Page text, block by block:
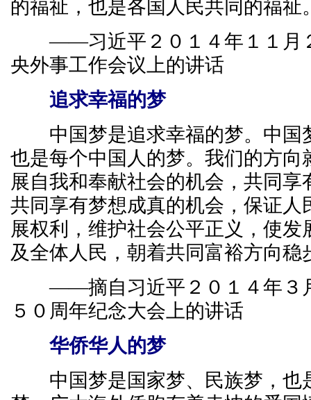
的福祉，也是各国人民共同的福祉
——习近平２０１４年１１月
央外事工作会议上的讲话
追求幸福的梦
中国梦是追求幸福的梦。中国
也是每个中国人的梦。我们的方向
展自我和奉献社会的机会，共同享
共同享有梦想成真的机会，保证人
展权利，维护社会公平正义，使发
及全体人民，朝着共同富裕方向稳
——摘自习近平２０１４年３
５０周年纪念大会上的讲话
华侨华人的梦
中国梦是国家梦、民族梦，也